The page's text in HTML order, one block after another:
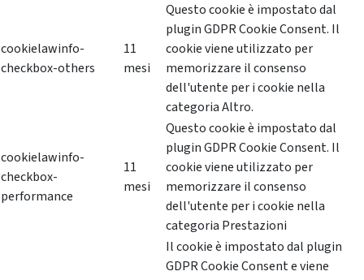
cookielawinfo-
checkbox-others
11
mesi
Questo cookie è impostato dal
plugin GDPR Cookie Consent. Il
cookie viene utilizzato per
memorizzare il consenso
dell'utente per i cookie nella
categoria Altro.
cookielawinfo-
checkbox-
performance
11
mesi
Questo cookie è impostato dal
plugin GDPR Cookie Consent. Il
cookie viene utilizzato per
memorizzare il consenso
dell'utente per i cookie nella
categoria Prestazioni
Il cookie è impostato dal plugin
GDPR Cookie Consent e viene